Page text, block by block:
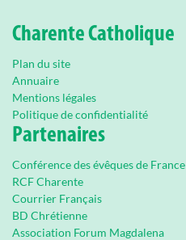
Charente Catholique
Plan du site
Annuaire
Mentions légales
Politique de confidentialité
Partenaires
Conférence des évêques de France
RCF Charente
Courrier Français
BD Chrétienne
Association Forum Magdalena